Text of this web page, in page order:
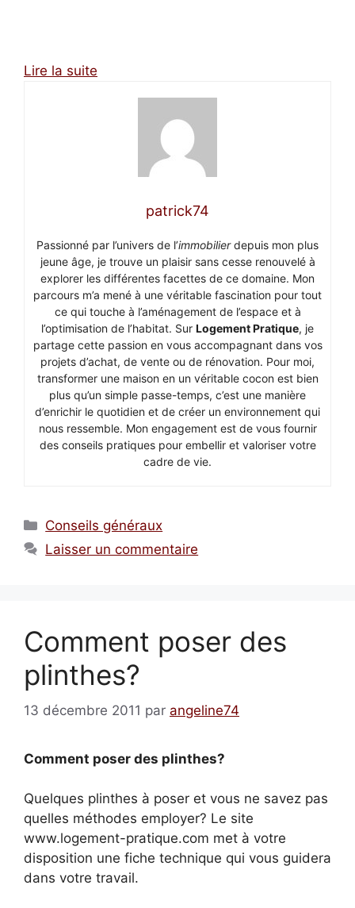
Lire la suite
patrick74
Passionné par l’univers de l’immobilierdepuis mon plus
jeune âge, je trouve un plaisir sans cesse renouvelé à
explorer les différentes facettes de ce domaine. Mon
parcours m’a mené à une véritable fascination pour tout
ce qui touche à l’aménagement de l’espace et à
l’optimisation de l’habitat. Sur Logement Pratique, je
partage cette passion en vous accompagnant dans vos
projets d’achat, de vente ou de rénovation. Pour moi,
transformer une maison en un véritable cocon est bien
plus qu’un simple passe-temps, c’est une manière
d’enrichir le quotidien et de créer un environnement qui
nous ressemble. Mon engagement est de vous fournir
des conseils pratiques pour embellir et valoriser votre
cadre de vie.
Catégories
Conseils généraux
Laisser un commentaire
Comment poser des
plinthes?
13 décembre 2011 par angeline74
Comment poser des plinthes?
Quelques plinthes à poser et vous ne savez pas
quelles méthodes employer? Le site
www.logement-pratique.com met à votre
disposition une fiche technique qui vous guidera
dans votre travail.